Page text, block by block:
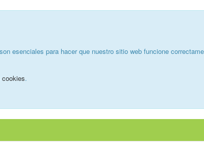
esenciales para hacer que nuestro sitio web funcione
.